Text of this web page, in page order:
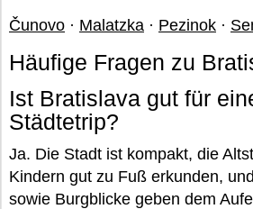
Čunovo · Malatzka · Pezinok ·
Häufige Fragen zu
Ist Bratislava gut für
Städtetrip?
Ja. Die Stadt ist kompakt, die
Kindern gut zu Fuß erkunden,
sowie Burgblicke geben dem